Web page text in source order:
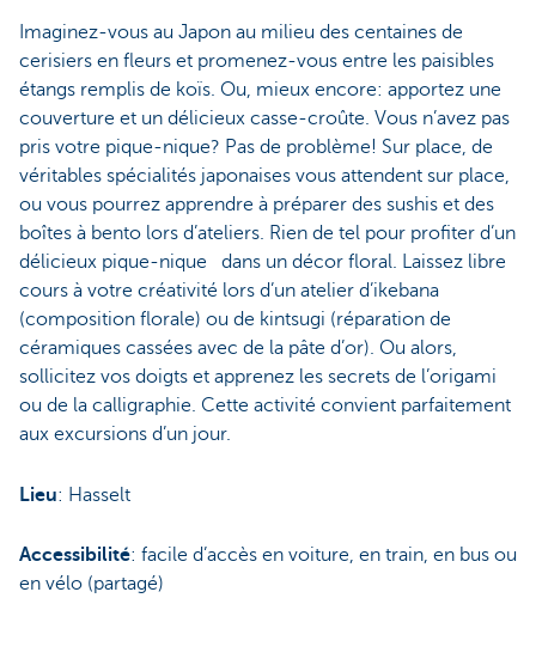
Imaginez-vous au Japon au milieu des centaines de
cerisiers en fleurs et promenez-vous entre les paisibles
étangs remplis de koïs. Ou, mieux encore: apportez une
couverture et un délicieux casse-croûte. Vous n’avez pas
pris votre pique-nique? Pas de problème! Sur place, de
véritables spécialités japonaises vous attendent sur place,
ou vous pourrez apprendre à préparer des sushis et des
boîtes à bento lors d’ateliers. Rien de tel pour profiter d’un
délicieux pique-nique dans un décor floral. Laissez libre
cours à votre créativité lors d’un atelier d’ikebana
(composition florale) ou de kintsugi (réparation de
céramiques cassées avec de la pâte d’or). Ou alors,
sollicitez vos doigts et apprenez les secrets de l’origami
ou de la calligraphie. Cette activité convient parfaitement
aux excursions d’un jour.
Lieu: Hasselt
Accessibilité: facile d’accès en voiture, en train, en bus ou
en vélo (partagé)